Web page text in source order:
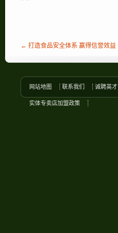
← 打造食品安全体系 赢得信誉效益
网站地图 联系我们 诚聘英才
实体专卖店加盟政策